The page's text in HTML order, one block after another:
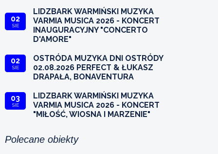
02
SIE
LIDZBARK WARMIŃSKI MUZYKA
VARMIA MUSICA 2026 - KONCERT
INAUGURACYJNY "CONCERTO
D'AMORE"
02
SIE
OSTRÓDA MUZYKA DNI OSTRÓDY
02.08.2026 PERFECT & ŁUKASZ
DRAPAŁA, BONAVENTURA
03
SIE
LIDZBARK WARMIŃSKI MUZYKA
VARMIA MUSICA 2026 - KONCERT
"MIŁOŚĆ, WIOSNA I MARZENIE"
Polecane obiekty